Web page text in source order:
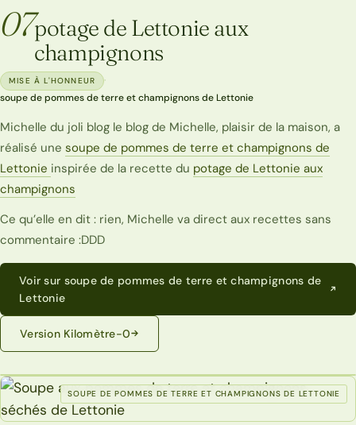
07potage de Lettonie aux
champignons
MISE À L'HONNEUR
·
soupe de pommes de terre et champignons de Lettonie
Michelle du joli blog le blog de Michelle, plaisir de la maison, a
réalisé une soupe de pommes de terre et champignons de
Lettonie inspirée de la recette du potage de Lettonie aux
champignons
Ce qu’elle en dit : rien, Michelle va direct aux recettes sans
commentaire :DDD
Voir sur soupe de pommes de terre et champignons de
Lettonie
Version Kilomètre-0
SOUPE DE POMMES DE TERRE ET CHAMPIGNONS DE LETTONIE